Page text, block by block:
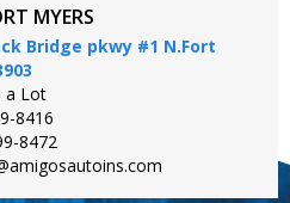
MYERS
Bridge pkwy #1 N.Fort
a Lot
8416
8472